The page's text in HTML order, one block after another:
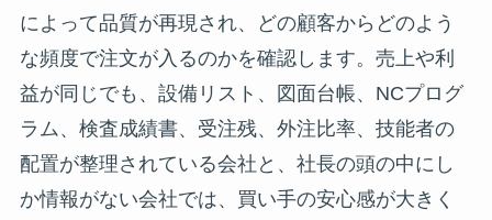
によって品質が再現され、どの顧客からどのよう
な頻度で注文が入るのかを確認します。売上や利
益が同じでも、設備リスト、図面台帳、NCプログ
ラム、検査成績書、受注残、外注比率、技能者の
配置が整理されている会社と、社長の頭の中にし
か情報がない会社では、買い手の安心感が大きく